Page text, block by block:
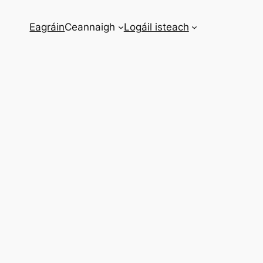
EagráinCeannaigh Logáil isteach